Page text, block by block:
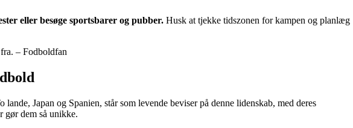
eller besøge sportsbarer og pubber. Husk at tjekke tidszonen for kampen og planlæg
– Fodboldfan
Japan og Spanien, står som levende beviser på denne lidenskab, med deres
gør dem så unikke.